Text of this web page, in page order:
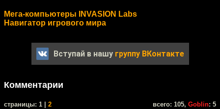
Мега-компьютеры INVASION Labs
Навигатор игрового мира
Вступай в нашу группу ВКонтакте
Комментарии
cтраницы: 1 | 2 всего: 105, Goblin: 5